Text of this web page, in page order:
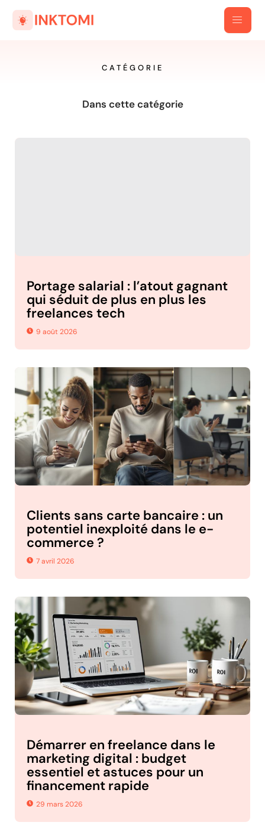
CATÉGORIE
Dans cette catégorie
Portage salarial : l’atout gagnant
qui séduit de plus en plus les
freelances tech
9 août 2026
Clients sans carte bancaire : un
potentiel inexploité dans le e-
commerce ?
7 avril 2026
Démarrer en freelance dans le
marketing digital : budget
essentiel et astuces pour un
financement rapide
29 mars 2026